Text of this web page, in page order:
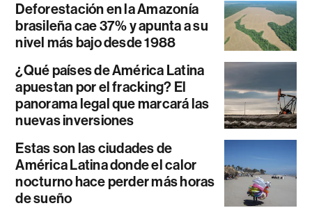
Deforestación en la Amazonía
brasileña cae 37% y apunta a su
nivel más bajo desde 1988
¿Qué países de América Latina
apuestan por el fracking? El
panorama legal que marcará las
nuevas inversiones
Estas son las ciudades de
América Latina donde el calor
nocturno hace perder más horas
de sueño